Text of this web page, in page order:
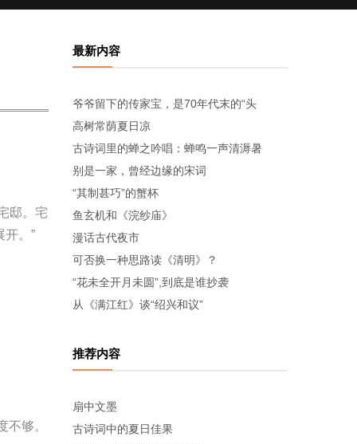
邸。宅
。”
够。
最新内容
爷爷留下的传家宝，是70年代末的“头
高树常荫夏日凉
古诗词里的蝉之吟唱：蝉鸣一声清溽暑
别是一家，曾经边缘的宋词
“其制甚巧”的蟹杯
鱼玄机和《浣纱庙》
漫话古代夜市
可否换一种思路读《清明》？
“花未全开月未圆”,到底是谁抄袭
从《满江红》谈“绍兴和议”
推荐内容
扇中文墨
古诗词中的夏日佳果